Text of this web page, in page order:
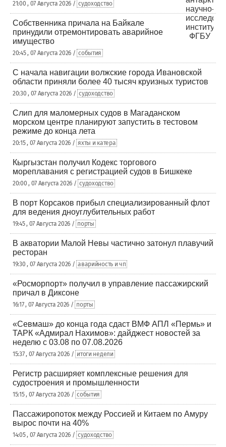
21:00 , 07 Августа 2026 / судоходство
Собственника причала на Байкале
принудили отремонтировать аварийное
имущество
20:45 , 07 Августа 2026 / события
С начала навигации волжские города Ивановской
области приняли более 40 тысяч круизных туристов
20:30 , 07 Августа 2026 / судоходство
Слип для маломерных судов в Магаданском
морском центре планируют запустить в тестовом
режиме до конца лета
20:15 , 07 Августа 2026 / яхты и катера
Кыргызстан получил Кодекс торгового
мореплавания с регистрацией судов в Бишкеке
20:00 , 07 Августа 2026 / судоходство
В порт Корсаков прибыл специализированный флот
для ведения дноуглубительных работ
19:45 , 07 Августа 2026 / порты
В акватории Малой Невы частично затонул плавучий
ресторан
19:30 , 07 Августа 2026 / аварийность и чп
«Росморпорт» получил в управление пассажирский
причал в Диксоне
16:17 , 07 Августа 2026 / порты
«Севмаш» до конца года сдаст ВМФ АПЛ «Пермь» и
ТАРК «Адмирал Нахимов»: дайджест новостей за
неделю с 03.08 по 07.08.2026
15:37 , 07 Августа 2026 / итоги недели
Регистр расширяет комплексные решения для
судостроения и промышленности
15:15 , 07 Августа 2026 / события
Пассажиропоток между Россией и Китаем по Амуру
вырос почти на 40%
14:05 , 07 Августа 2026 / судоходство